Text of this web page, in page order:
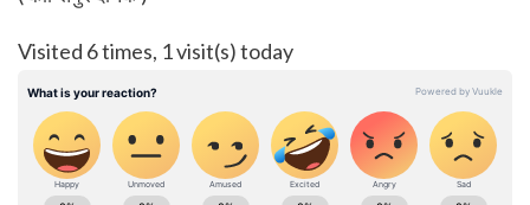
Visited 6 times, 1 visit(s) today